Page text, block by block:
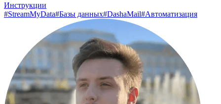
Инструкции
#StreamMyData#Базы данных#DashaMail#Автоматизация